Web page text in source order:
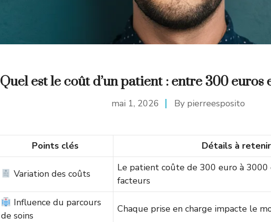
Quel est le coût d’un patient : entre 300 euros
mai 1, 2026 By pierreesposito
Points clés Détails à retenir
Variation des coûts
Le patient coûte de 300 euro à 3000
facteurs
Influence du parcours
de soins
Chaque prise en charge impacte le